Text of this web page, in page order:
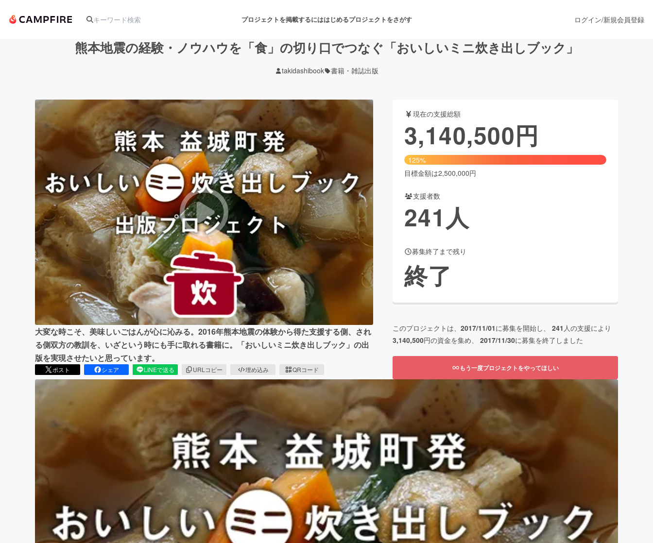
プロジェクトを掲載するにははじめるプロジェクトをさがす
アート・写真 音楽 舞台・パフォーマンス
テクノロジー・ガジェット ゲーム・サービス開発 ファッション
映像・映画 書籍・雑誌出版 アニメ・漫画
ビジネス・起業 チャレンジ ビューティー・ヘルスケア
まちづくり・地域活性化
CAMPFIRE for Social GoodCAMPFIRE Creation
CAMPFIREふるさと納税
コミュニティ
ログイン/新規会員登録
熊本地震の経験・ノウハウを「食」の切り口でつなぐ「おいしいミニ炊き出しブック」
takidashibook 書籍・雑誌出版
大変な時こそ、美味しいごはんが心に沁みる。2016年熊本地震の体験から得た支援する側、され
る側双方の教訓を、いざという時にも手に取れる書籍に。「おいしいミニ炊き出しブック」の出
版を実現させたいと思っています。
ポスト シェア LINEで送る URLコピー 埋め込み QRコード
現在の支援総額
3,140,500円
125%
目標金額は2,500,000円
支援者数
241人
募集終了まで残り
終了
このプロジェクトは、 2017/11/01に募集を開始し、 241 人の支援により
3,140,500円の資金を集め、 2017/11/30に募集を終了しました
もう一度プロジェクトをやってほしい